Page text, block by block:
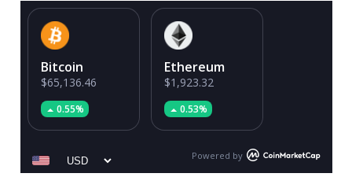
Bitcoin
$65,136.46
0.55%
Ethereum
$1,923.32
0.53%
Powered by